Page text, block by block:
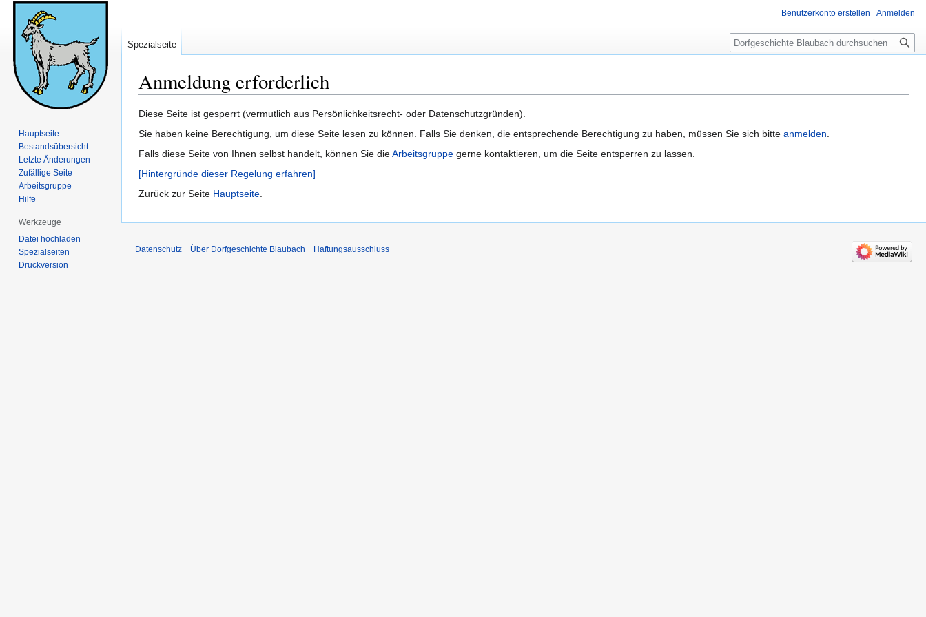
Anmeldung erforderlich
Zur
Navigation
Zur
Suche
Diese Seite ist gesperrt (vermutlich aus Persönlichkeitsrecht- oder Datenschutzgründen).
Sie haben keine Berechtigung, um diese Seite lesen zu können. Falls Sie denken, die entsprechende Berechtigung zu haben, müssen Sie sich bitte anmelden.
Falls diese Seite von Ihnen selbst handelt, können Sie dieArbeitsgruppe gerne kontaktieren, um die Seite entsperren zu lassen.
[Hintergründe dieser Regelung erfahren]
Zurück zur Seite Hauptseite.
Benutzerkonto erstellen Anmelden
Spezialseite Suche
Hauptseite
Bestandsübersicht
Letzte Änderungen
Zufällige Seite
Arbeitsgruppe
Hilfe
Werkzeuge
Datei hochladen
Spezialseiten
Druckversion
Datenschutz Über Dorfgeschichte Blaubach Haftungsausschluss